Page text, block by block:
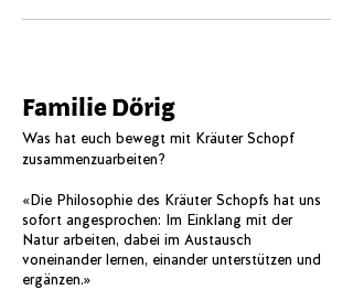
Familie Dörig
Was hat euch bewegt mit Kräuter Schopf
zusammenzuarbeiten?
«Die Philosophie des Kräuter Schopfs hat uns
sofort angesprochen: Im Einklang mit der
Natur arbeiten, dabei im Austausch
voneinander lernen, einander unterstützen und
ergänzen.»